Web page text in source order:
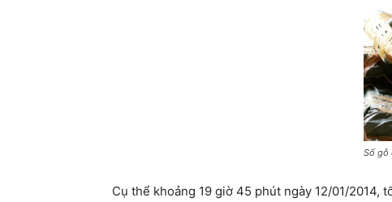
Số gỗ
Cụ thể khoảng 19 giờ 45 phút ngày 12/01/2014,